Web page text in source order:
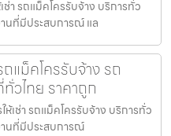
ช่า รถแม็คโครรับจ้าง บริการทั่ว
นที่มีประสบการณ์ แล
แม็คโครรับจ้าง รถ
วไทย ราคาถูก
เช่า รถแม็คโครรับจ้าง บริการทั่ว
านที่มีประสบการณ์